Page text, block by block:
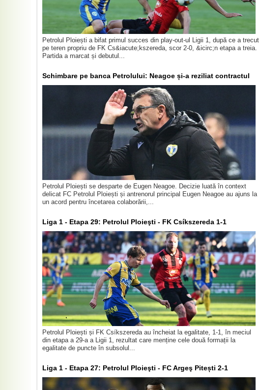
Petrolul Ploiești a bifat primul succes din play-out-ul Ligii 1, după ce a trecut
pe teren propriu de FK Cs&iacute;kszereda, scor 2-0, &icirc;n etapa a treia.
Partida a marcat și debutul...
Schimbare pe banca Petrolului: Neagoe și-a reziliat contractul
Petrolul Ploiești se desparte de Eugen Neagoe. Decizie luată în context
delicat FC Petrolul Ploiești și antrenorul principal Eugen Neagoe au ajuns la
un acord pentru încetarea colaborării,...
Liga 1 - Etapa 29: Petrolul Ploieşti - FK Csíkszereda 1-1
Petrolul Ploiești și FK Csíkszereda au încheiat la egalitate, 1-1, în meciul
din etapa a 29-a a Ligii 1, rezultat care menține cele două formații la
egalitate de puncte în subsolul...
Liga 1 - Etapa 27: Petrolul Ploieşti - FC Argeş Pitești 2-1